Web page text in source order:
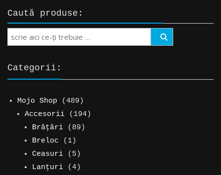
25,00 lei.
Caută produse:
Search
Categorii:
Mojo Shop 489489
de
produse
Accesorii 194194
Brățări 8989
Breloc 11
produs
Ceasuri 55
produse
Lanțuri 44